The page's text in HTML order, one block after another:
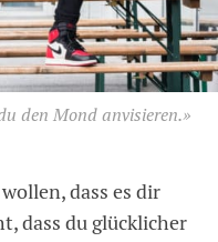
den Mond anvisieren.»
dass es dir
dass du glücklicher